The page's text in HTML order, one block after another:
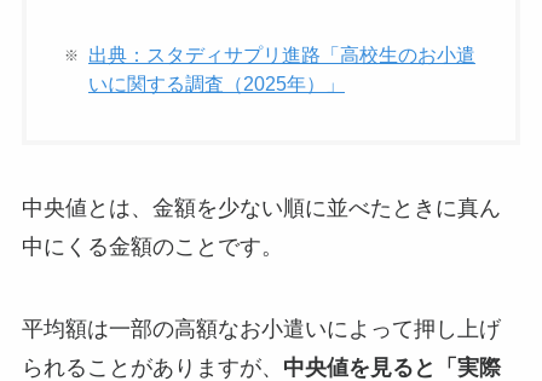
出典：スタディサプリ進路「高校生のお小遣
いに関する調査（2025年）」
中央値とは、金額を少ない順に並べたときに真ん
中にくる金額のことです。
平均額は一部の高額なお小遣いによって押し上げ
られることがありますが、 中央値を見ると「実際